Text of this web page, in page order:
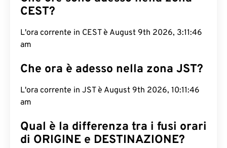
CEST?
L'ora corrente in CEST è August 9th 2026, 3:11:47
am
Che ora è adesso nella zona JST?
L'ora corrente in JST è August 9th 2026, 10:11:47
am
Qual è la differenza tra i fusi orari
di ORIGINE e DESTINAZIONE?